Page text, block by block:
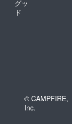
グッ
ド
© CAMPFIRE,
Inc.